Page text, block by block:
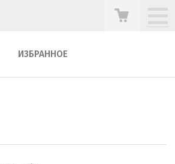
ИЗБРАННОЕ